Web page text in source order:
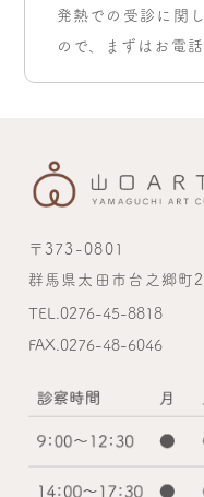
発熱での受診に関し
ので、まずはお電
〒373-0801
群馬県太田市台之郷町
TEL.0276-45-8818
FAX.0276-48-6046